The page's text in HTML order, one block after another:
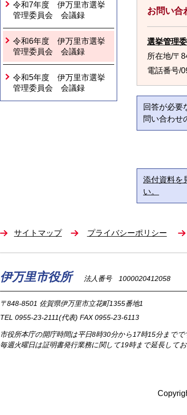
令和7年度 伊万里市選挙
管理委員会 会議録
令和6年度 伊万里市選挙
管理委員会 会議録
令和5年度 伊万里市選挙
管理委員会 会議録
お問い合
選挙管理
所在地/〒
電話番号/
回答が必要
問い合わせ
添付資料を
い。
サイトマップ プライバシーポリシー
伊万里市役所 法人番号 1000020412058
〒848-8501 佐賀県伊万里市立花町1355番地1
TEL 0955-23-2111(代表) FAX 0955-23-6113
市役所本庁の開庁時間は平日8時30分から17時15分までで
毎週火曜日は証明書発行業務に関して19時まで延長して